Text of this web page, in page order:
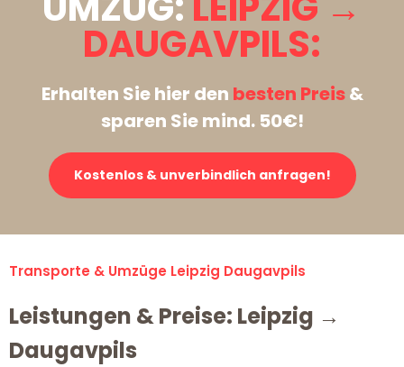
DAUGAVPILS:
Erhalten Sie hier den besten Preis&
sparen Sie mind. 50€!
Kostenlos & unverbindlich anfragen!
Transporte & Umzüge Leipzig Daugavpils
Leistungen & Preise: Leipzig →
Daugavpils